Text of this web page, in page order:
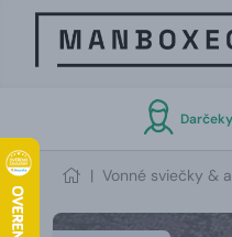
| Vonné sviečky &